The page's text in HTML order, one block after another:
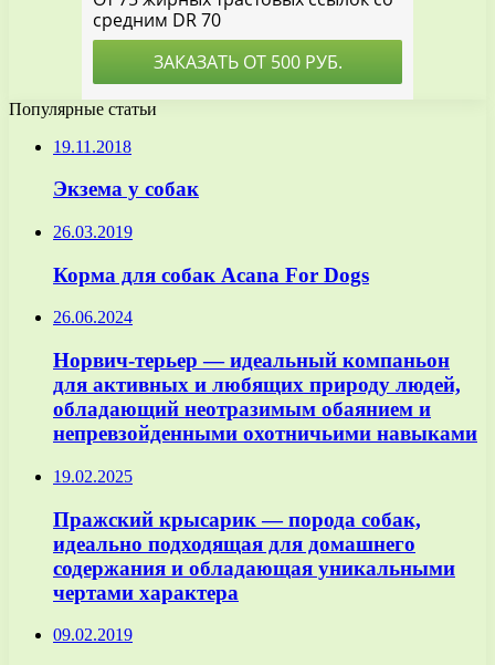
Популярные статьи
19.11.2018
Экзема у собак
26.03.2019
Корма для собак Acana For Dogs
26.06.2024
Норвич-терьер — идеальный компаньон
для активных и любящих природу людей,
обладающий неотразимым обаянием и
непревзойденными охотничьими навыками
19.02.2025
Пражский крысарик — порода собак,
идеально подходящая для домашнего
содержания и обладающая уникальными
чертами характера
09.02.2019